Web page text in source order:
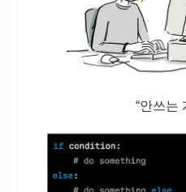
“안쓰는